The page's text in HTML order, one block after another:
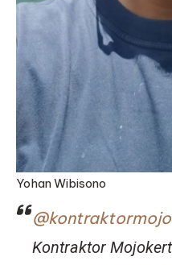
Yohan Wibisono
Kontraktor